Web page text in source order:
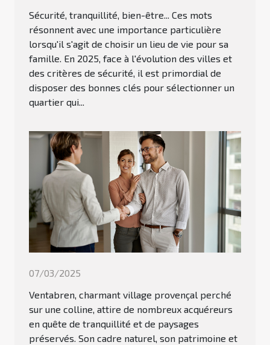
Sécurité, tranquillité, bien-être... Ces mots
résonnent avec une importance particulière
lorsqu'il s'agit de choisir un lieu de vie pour sa
famille. En 2025, face à l'évolution des villes et
des critères de sécurité, il est primordial de
disposer des bonnes clés pour sélectionner un
quartier qui...
07/03/2025
Ventabren, charmant village provençal perché
sur une colline, attire de nombreux acquéreurs
en quête de tranquillité et de paysages
préservés. Son cadre naturel, son patrimoine et